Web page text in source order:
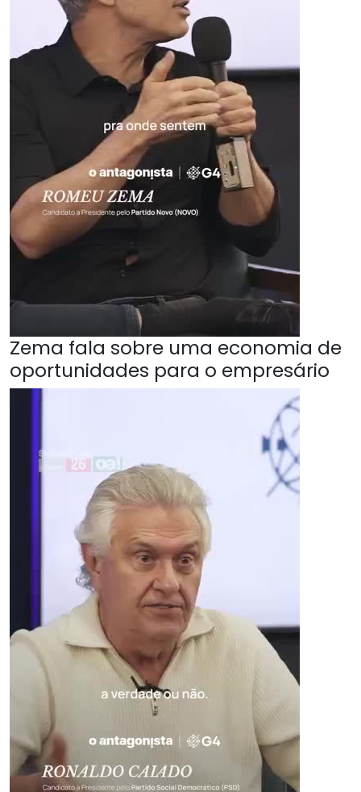
Zema fala sobre uma economia de
oportunidades para o empresário